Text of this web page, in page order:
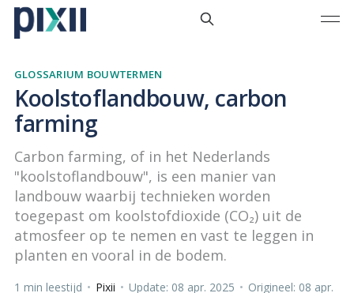
GLOSSARIUM BOUWTERMEN
Koolstoflandbouw, carbon
farming
Carbon farming, of in het Nederlands
"koolstoflandbouw", is een manier van
landbouw waarbij technieken worden
toegepast om koolstofdioxide (CO₂) uit de
atmosfeer op te nemen en vast te leggen in
planten en vooral in de bodem.
1 min leestijd • Pixii • Update: 08 apr. 2025 • Origineel: 08 apr.